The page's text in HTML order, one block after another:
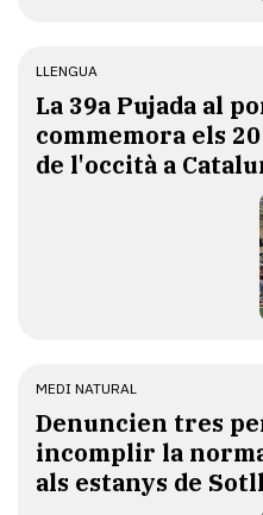
LLENGUA
​La 39a Pujada al
commemora els
de l'occità a
MEDI NATURAL
Denuncien tres
incomplir la
als estanys de